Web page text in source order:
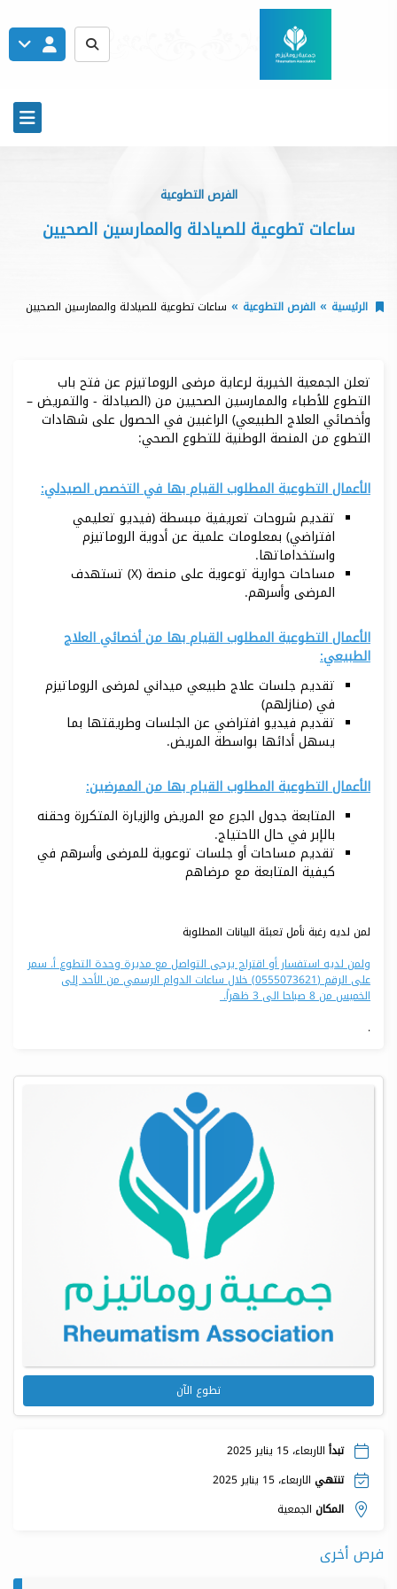
الفرص التطوعية
ساعات تطوعية للصيادلة والممارسين الصحيين
الرئيسية الفرص التطوعية ساعات تطوعية للصيادلة والممارسين الصحيين
تعلن الجمعية الخيرية لرعاية مرضى الروماتيزم عن فتح باب
التطوع للأطباء والممارسين الصحيين من (الصيادلة - والتمريض –
وأخصائي العلاج الطبيعي) الراغبين في الحصول على شهادات
التطوع من المنصة الوطنية للتطوع الصحي:
الأعمال التطوعية المطلوب القيام بها في التخصص الصيدلي:
تقديم شروحات تعريفية مبسطة (فيديو تعليمي
افتراضي) بمعلومات علمية عن أدوية الروماتيزم
واستخداماتها.
مساحات حوارية توعوية على منصة (X) تستهدف
المرضى وأسرهم.
الأعمال التطوعية المطلوب القيام بها من أخصائي العلاج
الطبيعي:
تقديم جلسات علاج طبيعي ميداني لمرضى الروماتيزم
في (منازلهم)
تقديم فيديو افتراضي عن الجلسات وطريقتها بما
يسهل أدائها بواسطة المريض.
الأعمال التطوعية المطلوب القيام بها من الممرضين:
المتابعة جدول الجرع مع المريض والزيارة المتكررة وحقنه
بالإبر في حال الاحتياج.
تقديم مساحات أو جلسات توعوية للمرضى وأسرهم في
كيفية المتابعة مع مرضاهم
لمن لديه رغبة نأمل تعبئة البيانات المطلوبة
ولمن لديه استفسار أو اقتراح يرجى التواصل مع مديرة وحدة التطوع أ. سمر
على الرقم (0555073621) خلال ساعات الدوام الرسمي من الأحد إلى
الخميس من 8 صباحا الى 3 ظهراً.
.
تطوع الآن
تبدأ الاربعاء، 15 يناير 2025
تنتهي الاربعاء، 15 يناير 2025
المكان الجمعية
فرص أخرى